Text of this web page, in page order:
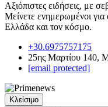
Αξιόπιστες ειδήσεις, με
Μείνετε ενημερωμένοι
Ελλάδα και τον κόσμο.
+30.6975757175
25ης Μαρτίου 140,
[email protected]
Κλείσιμο